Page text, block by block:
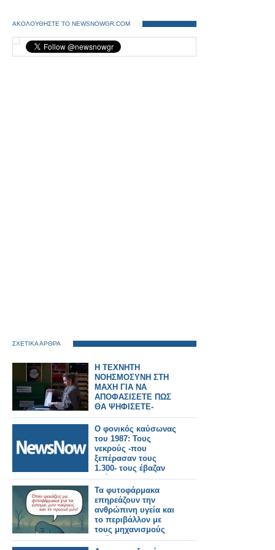
ΑΚΟΛΟΥΘΗΣΤΕ ΤΟ NEWSNOWGR.COM
ΣΧΕΤΙΚΑ ΑΡΘΡΑ
Η ΤΕΧΝΗΤΗ
ΝΟΗΣΜΟΣΥΝΗ ΣΤΗ
ΜΑΧΗ ΓΙΑ ΝΑ
ΑΠΟΦΑΣΙΣΕΤΕ ΠΩΣ
ΘΑ ΨΗΦΙΣΕΤΕ-
ΛΑΘΟΣ ΝΑ ΤΗΝ
ΕΜΠΙΣΤΕΥΘΕΙΤΕ
ΓΙΑΤΙ...
Ο φονικός καύσωνας
του 1987: Τους
νεκρούς -που
ξεπέρασαν τους
1.300- τους έβαζαν
ακόμα και σε
βαγόνια–ψυγεία του
ΟΣΕ!
Τα φυτοφάρμακα
επηρεάζουν την
ανθρώπινη υγεία και
το περιβάλλον με
τους μηχανισμούς
δράσης τους και